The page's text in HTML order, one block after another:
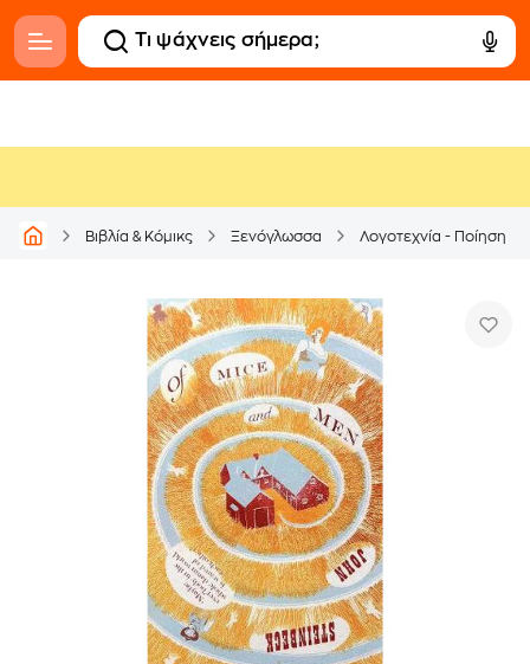
Βιβλία & Κόμικς Ξενόγλωσσα Λογοτεχνία - Ποίηση